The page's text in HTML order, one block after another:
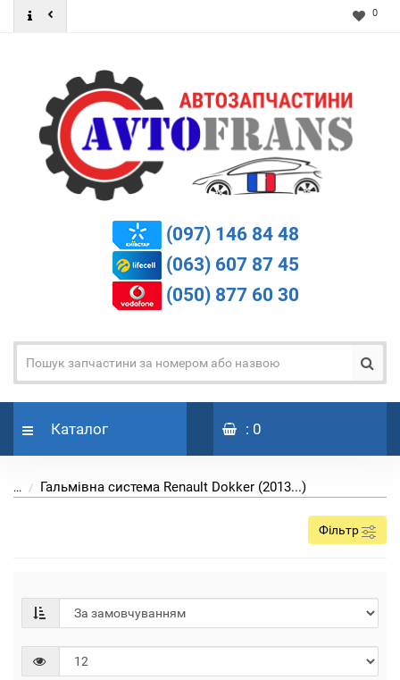
0
(097) 146 84 48
(063) 607 87 45
(050) 877 60 30
Каталог : 0
... Гальмівна система Renault Dokker (2013...)
Фільтр